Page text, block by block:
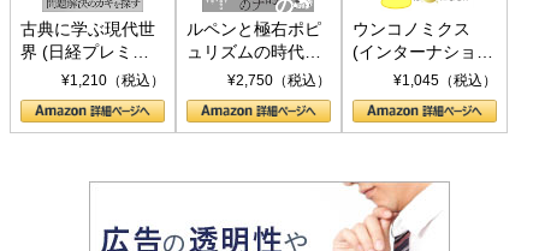
古典に学ぶ現代世
界 (日経プレミア
シリーズ)¥1,210（税込）
ルペンと極右ポピ
ュリズムの時代：
〈ヤヌス〉の二つ
の顔
¥2,750（税込）
ウンコノミクス
(インターナショナ
ル新書)¥1,045（税込）